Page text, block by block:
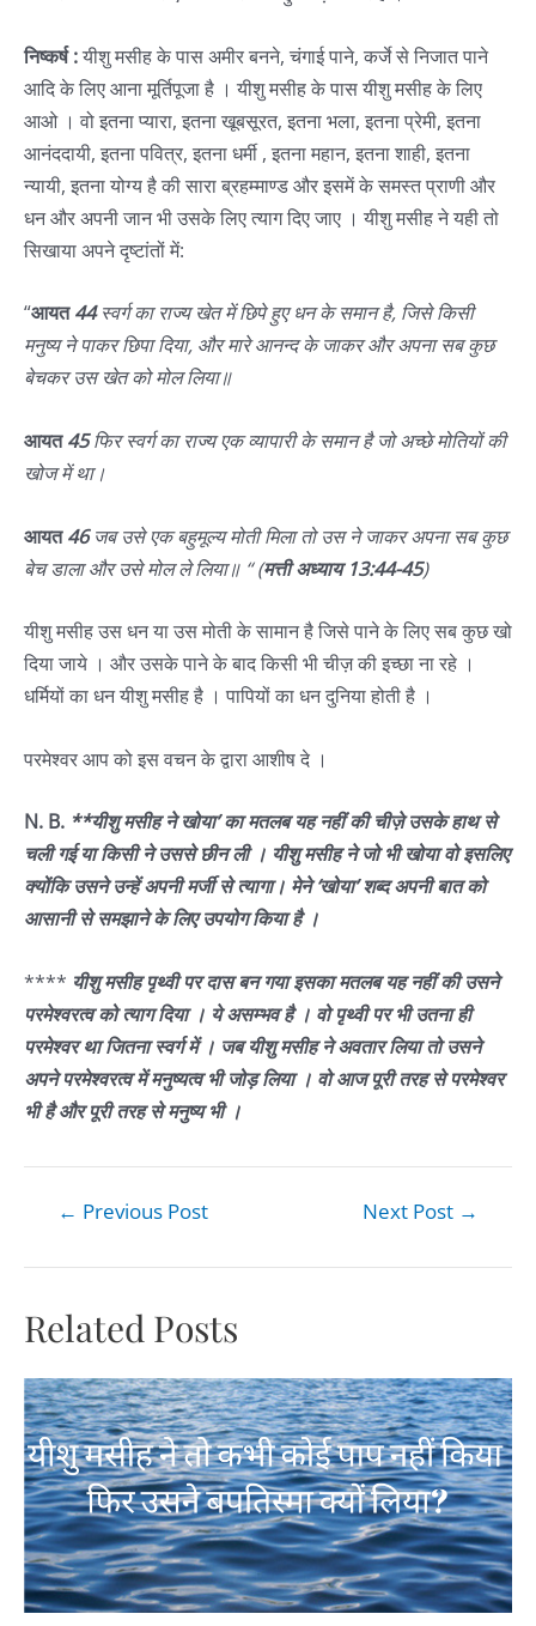
निष्कर्ष :यीशु मसीह के पास अमीर बनने, चंगाई पाने, कर्जे से निजात पाने
आदि के लिए आना मूर्तिपूजा है । यीशु मसीह के पास यीशु मसीह के लिए
आओ । वो इतना प्यारा, इतना खूबसूरत, इतना भला, इतना प्रेमी, इतना
आनंददायी, इतना पवित्र, इतना धर्मी , इतना महान, इतना शाही, इतना
न्यायी, इतना योग्य है की सारा ब्रहम्माण्ड और इसमें के समस्त प्राणी और
धन और अपनी जान भी उसके लिए त्याग दिए जाए । यीशु मसीह ने यही तो
सिखाया अपने दृष्टांतों में:
“आयत44स्वर्ग का राज्य खेत में छिपे हुए धन के समान है, जिसे किसी
मनुष्य ने पाकर छिपा दिया, और मारे आनन्द के जाकर और अपना सब कुछ
बेचकर उस खेत को मोल लिया॥
आयत45फिर स्वर्ग का राज्य एक व्यापारी के समान है जो अच्छे मोतियों की
खोज में था।
आयत 46जब उसे एक बहुमूल्य मोती मिला तो उस ने जाकर अपना सब कुछ
बेच डाला और उसे मोल ले लिया॥ “(मत्ती अध्याय 13:44-45)
यीशु मसीह उस धन या उस मोती के सामान है जिसे पाने के लिए सब कुछ खो
दिया जाये । और उसके पाने के बाद किसी भी चीज़ की इच्छा ना रहे ।
धर्मियों का धन यीशु मसीह है । पापियों का धन दुनिया होती है ।
परमेश्वर आप को इस वचन के द्वारा आशीष दे ।
N. B. **यीशु मसीह ने खोया’ का मतलब यह नहीं की चीज़े उसके हाथ से
चली गई या किसी ने उससे छीन ली । यीशु मसीह ने जो भी खोया वो इसलिए
क्योंकि उसने उन्हें अपनी मर्जी से त्यागा। मेने ‘खोया’ शब्द अपनी बात को
आसानी से समझाने के लिए उपयोग किया है ।
**** यीशु मसीह पृथ्वी पर दास बन गया इसका मतलब यह नहीं की उसने
परमेश्वरत्व को त्याग दिया । ये असम्भव है । वो पृथ्वी पर भी उतना ही
परमेश्वर था जितना स्वर्ग में । जब यीशु मसीह ने अवतार लिया तो उसने
अपने परमेश्वरत्व में मनुष्यत्व भी जोड़ लिया । वो आज पूरी तरह से परमेश्वर
भी है और पूरी तरह से मनुष्य भी ।
← Previous Post Next Post →
Related Posts